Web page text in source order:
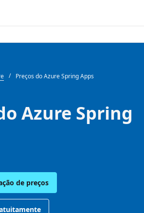
Preços do Azure Spring Apps
Azure Spring
de preços